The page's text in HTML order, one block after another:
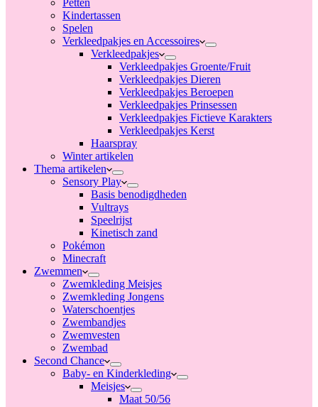
Petten
Kindertassen
Spelen
Verkleedpakjes en Accessoires
Verkleedpakjes
Verkleedpakjes Groente/Fruit
Verkleedpakjes Dieren
Verkleedpakjes Beroepen
Verkleedpakjes Prinsessen
Verkleedpakjes Fictieve Karakters
Verkleedpakjes Kerst
Haarspray
Winter artikelen
Thema artikelen
Sensory Play
Basis benodigdheden
Vultrays
Speelrijst
Kinetisch zand
Pokémon
Minecraft
Zwemmen
Zwemkleding Meisjes
Zwemkleding Jongens
Waterschoentjes
Zwembandjes
Zwemvesten
Zwembad
Second Chance
Baby- en Kinderkleding
Meisjes
Maat 50/56